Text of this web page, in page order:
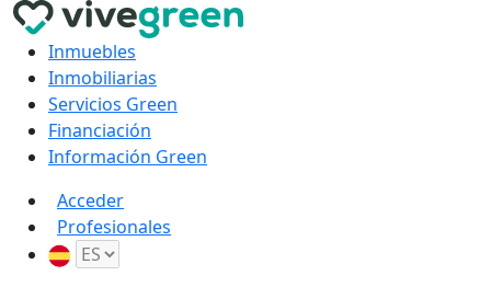
Inmuebles
Inmobiliarias
Servicios Green
Financiación
Información Green
Acceder
Profesionales